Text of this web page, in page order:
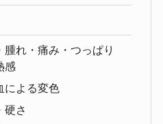
腫れ・痛み・つっぱり
感
による変色
硬さ